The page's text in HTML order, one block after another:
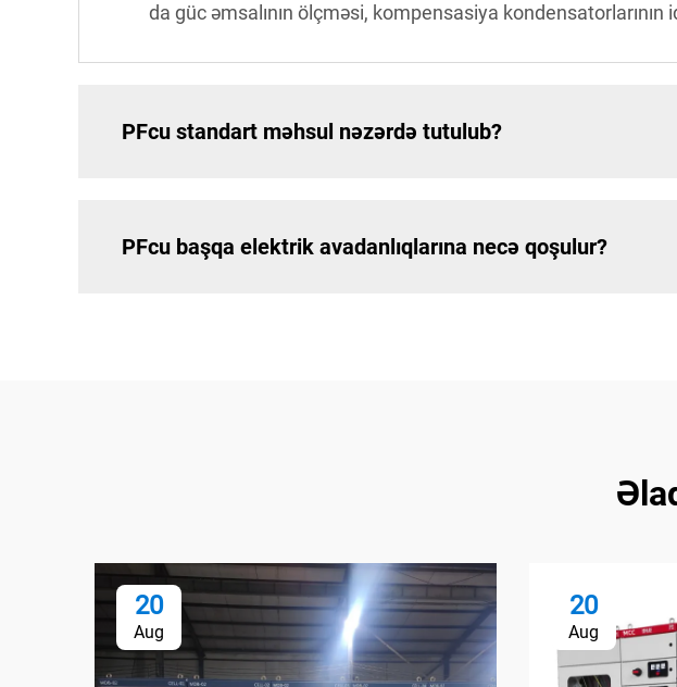
da güc əmsalının ölçməsi, kompensasiya
PFcu standart məhsul nəzərdə tutulub?
PFcu başqa elektrik avadanlıqlarına necə qoşulur?
20
Aug
20
Aug